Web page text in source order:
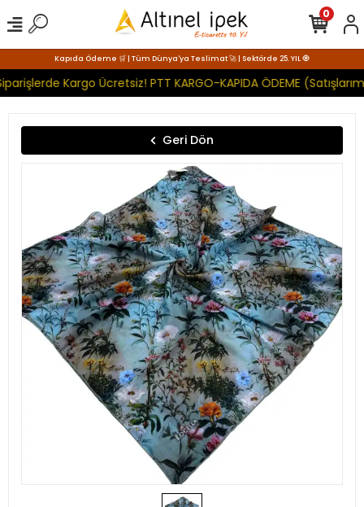
Kapıda Ödeme 🛒 | Tüm Dünya'ya Teslimat 🚀 | Sektörde 25. YIL 🧿
Kargo Ücretsiz! PTT KARGO-KAPIDA ÖDEME
0
Geri Dön